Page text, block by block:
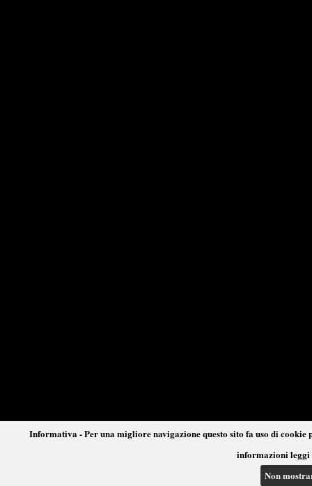
Informativa - Per una migliore navigazione questo sito fa uso di
informazioni leggi
Non